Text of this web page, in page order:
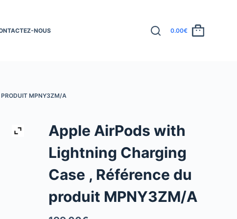
NOUS 0.00€
PRODUIT MPNY3ZM/A
Apple AirPods with
Lightning Charging
Case , Référence du
produit MPNY3ZM/A